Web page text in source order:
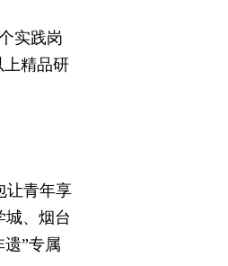
实践岗
上精品研
让青年享
城、烟台
”专属